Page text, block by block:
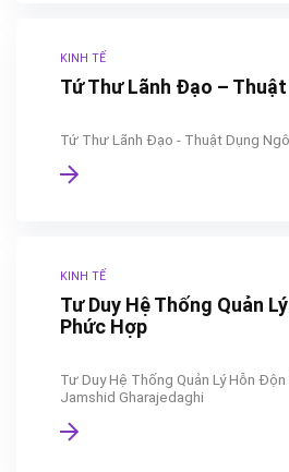
KINH TẾ
Tứ Thư Lãnh Đạo –
Tứ Thư Lãnh Đạo - Thuật Dụng
KINH TẾ
Tư Duy Hệ Thống Quản
Phức Hợp
Tư Duy Hệ Thống Quản Lý Hỗn
Jamshid Gharajedaghi